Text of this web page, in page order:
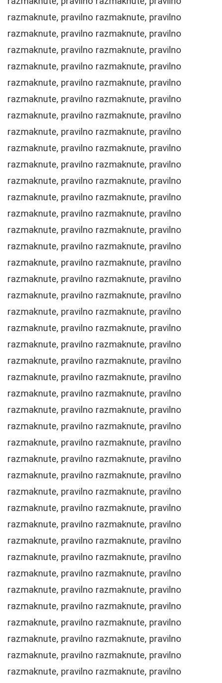
razmaknute, pravilno razmaknute, pravilno
razmaknute, pravilno razmaknute, pravilno
razmaknute, pravilno razmaknute, pravilno
razmaknute, pravilno razmaknute, pravilno
razmaknute, pravilno razmaknute, pravilno
razmaknute, pravilno razmaknute, pravilno
razmaknute, pravilno razmaknute, pravilno
razmaknute, pravilno razmaknute, pravilno
razmaknute, pravilno razmaknute, pravilno
razmaknute, pravilno razmaknute, pravilno
razmaknute, pravilno razmaknute, pravilno
razmaknute, pravilno razmaknute, pravilno
razmaknute, pravilno razmaknute, pravilno
razmaknute, pravilno razmaknute, pravilno
razmaknute, pravilno razmaknute, pravilno
razmaknute, pravilno razmaknute, pravilno
razmaknute, pravilno razmaknute, pravilno
razmaknute, pravilno razmaknute, pravilno
razmaknute, pravilno razmaknute, pravilno
razmaknute, pravilno razmaknute, pravilno
razmaknute, pravilno razmaknute, pravilno
razmaknute, pravilno razmaknute, pravilno
razmaknute, pravilno razmaknute, pravilno
razmaknute, pravilno razmaknute, pravilno
razmaknute, pravilno razmaknute, pravilno
razmaknute, pravilno razmaknute, pravilno
razmaknute, pravilno razmaknute, pravilno
razmaknute, pravilno razmaknute, pravilno
razmaknute, pravilno razmaknute, pravilno
razmaknute, pravilno razmaknute, pravilno
razmaknute, pravilno razmaknute, pravilno
razmaknute, pravilno razmaknute, pravilno
razmaknute, pravilno razmaknute, pravilno
razmaknute, pravilno razmaknute, pravilno
razmaknute, pravilno razmaknute, pravilno
razmaknute, pravilno razmaknute, pravilno
razmaknute, pravilno razmaknute, pravilno
razmaknute, pravilno razmaknute, pravilno
razmaknute, pravilno razmaknute, pravilno
razmaknute, pravilno razmaknute, pravilno
razmaknute, pravilno razmaknute, pravilno